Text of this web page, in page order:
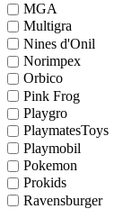
MGA
Multigra
Nines d'Onil
Norimpex
Orbico
Pink Frog
Playgro
PlaymatesToys
Playmobil
Pokemon
Prokids
Ravensburger